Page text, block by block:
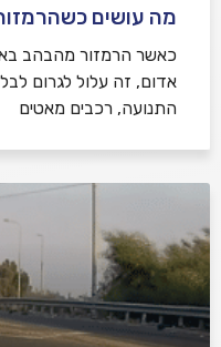
מה עושים
כאשר הרמזור מהבהב
אדום, זה עלול לגרום
התנועה, רכבים מאטים